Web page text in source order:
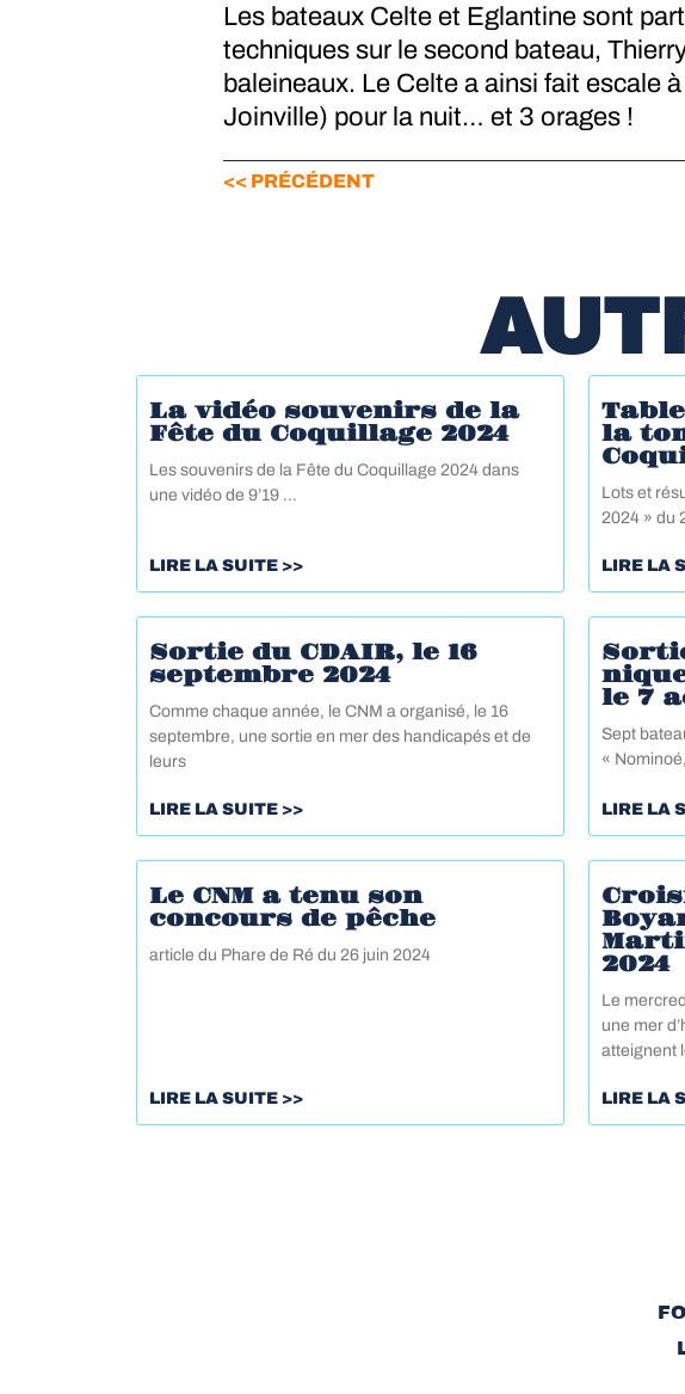
Les bateaux Celte et Eglantine sont
techniques sur le second bateau,
baleineaux. Le Celte a ainsi fait escale
Joinville) pour la nuit… et 3 orages !
<< PRÉCÉDENT
La vidéo souvenirs de la
Fête du Coquillage 2024
Les souvenirs de la Fête du Coquillage 2024 dans
une vidéo de 9’19 …
LIRE LA SUITE >>
la
Lots et
2024 » du
LIRE LA
Sortie du CDAIR, le 16
septembre 2024
Comme chaque année, le CNM a organisé, le 16
septembre, une sortie en mer des handicapés et de
leurs
LIRE LA SUITE >>
le 7
Sept
«
LIRE LA
Le CNM a tenu son
concours de pêche
article du Phare de Ré du 26 juin 2024
LIRE LA SUITE >>
2024
Le
une mer
atteignent
LIRE LA